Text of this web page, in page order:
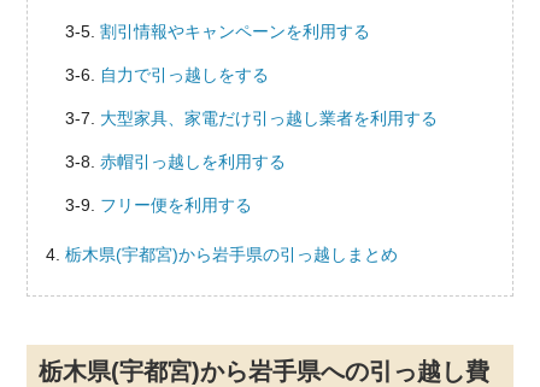
割引情報やキャンペーンを利用する
自力で引っ越しをする
大型家具、家電だけ引っ越し業者を利用する
赤帽引っ越しを利用する
フリー便を利用する
栃木県(宇都宮)から岩手県の引っ越しまとめ
栃木県(宇都宮)から岩手県への引っ越し費